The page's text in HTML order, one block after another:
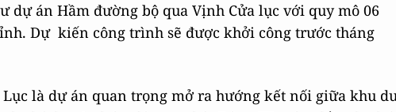
dự án Hầm đường bộ qua Vịnh Cửa lục với quy mô 06
Dự kiến công trình sẽ được khởi công trước tháng
là dự án quan trọng mở ra hướng kết nối giữa khu